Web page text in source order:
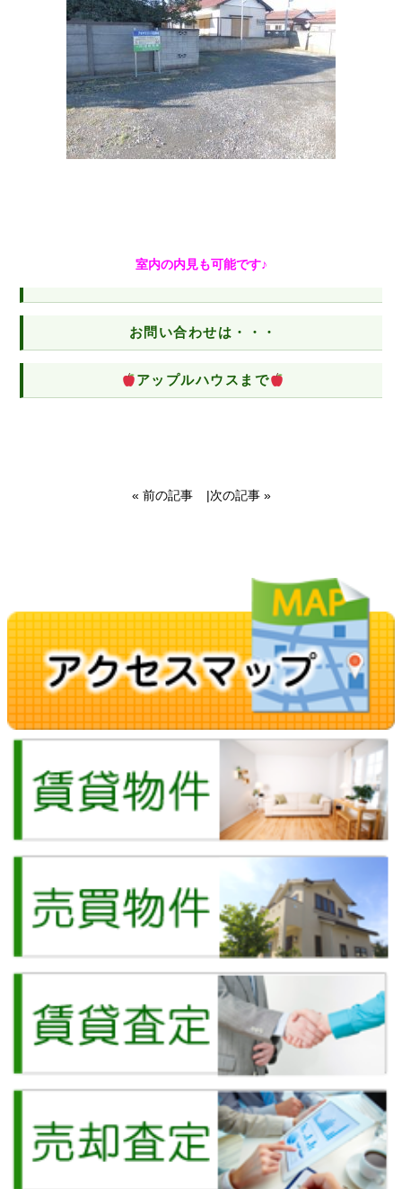
室内の内見も可能です♪
お問い合わせは・・・
アップルハウスまで
« 前の記事 |次の記事 »